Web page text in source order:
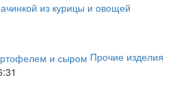
из курицы и овощей
Прочие изделия